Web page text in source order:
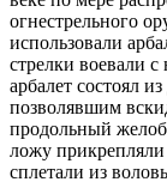
огнестрельного
использовали
стрелки воевали
арбалет состоял
позволявшим
продольный
ложу
сплетали из